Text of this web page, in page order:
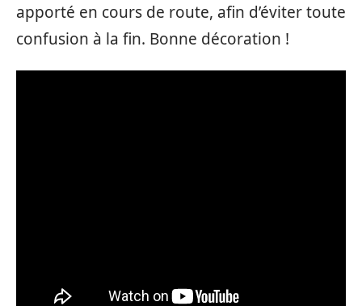
apporté en cours de route, afin d’éviter toute
confusion à la fin. Bonne décoration !